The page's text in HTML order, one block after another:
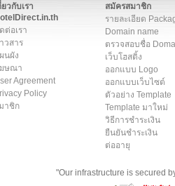
ยวกับเรา
ต่อเรา
วสาร
นผัง
ษณา
Agreement
Policy
าชิก
สมัครสมาชิก
รายละเอียด
Domain name
ตรวจสอบชื่อ
เว็บโฮสติ้ง
ออกแบบ Logo
ออกแบบเว็บไซต์
ตัวอย่าง Template
Template มาใหม่
วิธีการชำระเงิน
ยืนยันชำระเงิน
ต่ออายุ
"Our infrastructure is secured